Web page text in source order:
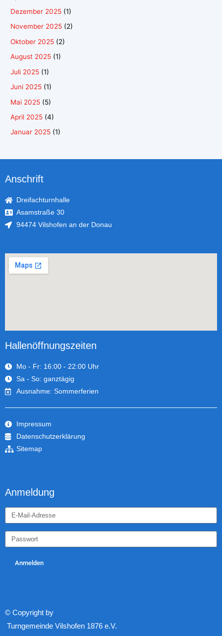
Dezember 2025 (1)
November 2025 (2)
Oktober 2025 (2)
August 2025 (1)
Juli 2025 (1)
Juni 2025 (1)
Mai 2025 (5)
April 2025 (4)
Januar 2025 (1)
Anschrift
Dreifachturnhalle
Asamstraße 30
94474 Vilshofen an der Donau
Hallenöffnungszeiten
Mo - Fr: 16:00 - 22:00 Uhr
Sa - So: ganztägig
Ausnahme: Sommerferien
Impressum
Datenschutzerklärung
Sitemap
Anmeldung
Anmelden
© Copyright by
Turngemeinde Vilshofen 1876 e.V.